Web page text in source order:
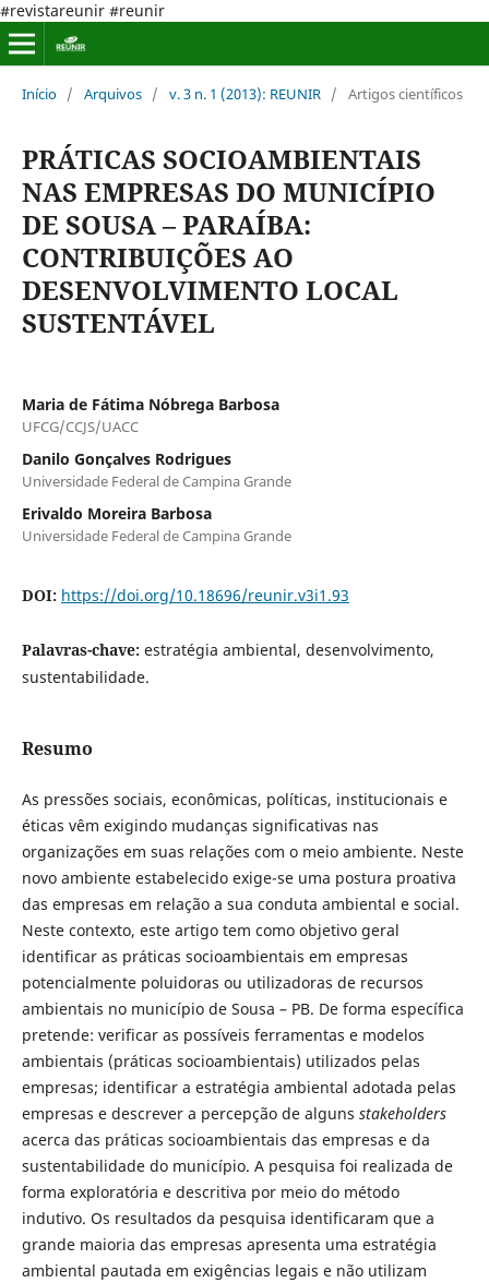
#revistareunir #reunir
Início / Arquivos / v. 3 n. 1 (2013): REUNIR / Artigos científicos
PRÁTICAS SOCIOAMBIENTAIS
NAS EMPRESAS DO MUNICÍPIO
DE SOUSA – PARAÍBA:
CONTRIBUIÇÕES AO
DESENVOLVIMENTO LOCAL
SUSTENTÁVEL
Maria de Fátima Nóbrega Barbosa
UFCG/CCJS/UACC
Danilo Gonçalves Rodrigues
Universidade Federal de Campina Grande
Erivaldo Moreira Barbosa
Universidade Federal de Campina Grande
DOI: https://doi.org/10.18696/reunir.v3i1.93
Palavras-chave: estratégia ambiental, desenvolvimento,
sustentabilidade.
Resumo
As pressões sociais, econômicas, políticas, institucionais e
éticas vêm exigindo mudanças significativas nas
organizações em suas relações com o meio ambiente. Neste
novo ambiente estabelecido exige-se uma postura proativa
das empresas em relação a sua conduta ambiental e social.
Neste contexto, este artigo tem como objetivo geral
identificar as práticas socioambientais em empresas
potencialmente poluidoras ou utilizadoras de recursos
ambientais no município de Sousa – PB. De forma específica
pretende: verificar as possíveis ferramentas e modelos
ambientais (práticas socioambientais) utilizados pelas
empresas; identificar a estratégia ambiental adotada pelas
empresas e descrever a percepção de alguns stakeholders
acerca das práticas socioambientais das empresas e da
sustentabilidade do município. A pesquisa foi realizada de
forma exploratória e descritiva por meio do método
indutivo. Os resultados da pesquisa identificaram que a
grande maioria das empresas apresenta uma estratégia
ambiental pautada em exigências legais e não utilizam